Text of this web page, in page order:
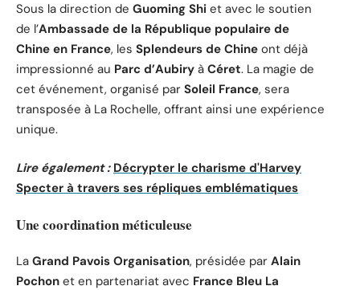
Sous la direction de Guoming Shi et avec le soutien
de l’Ambassade de la République populaire de
Chine en France, les Splendeurs de Chine ont déjà
impressionné au Parc d’Aubiry à Céret. La magie de
cet événement, organisé par Soleil France, sera
transposée à La Rochelle, offrant ainsi une expérience
unique.
Lire également : Décrypter le charisme d'Harvey
Specter à travers ses répliques emblématiques
Une coordination méticuleuse
La Grand Pavois Organisation, présidée par Alain
Pochon et en partenariat avec France Bleu La